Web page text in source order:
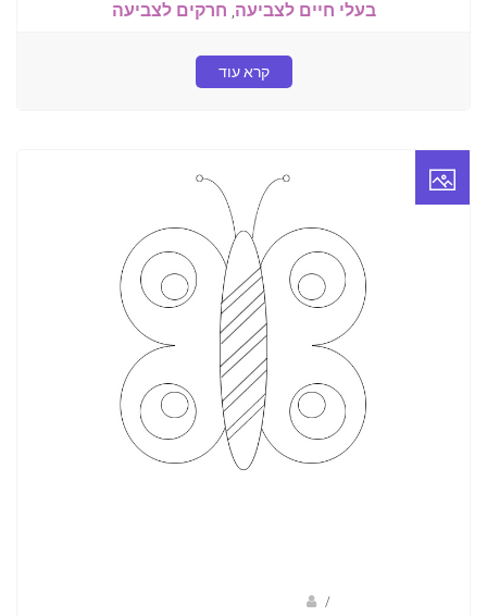
בעלי חיים לצביעה, חרקים לצביעה
קרא עוד
/